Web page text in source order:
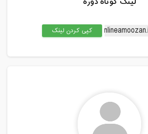
کپی کردن لینک